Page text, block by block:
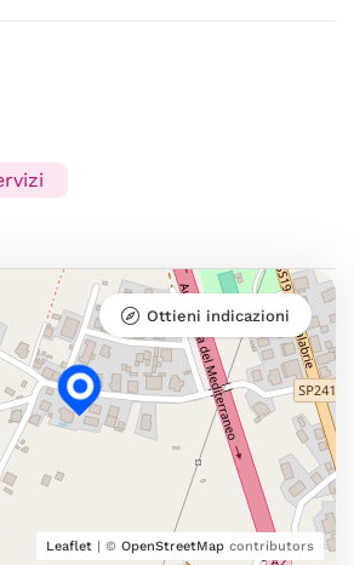
Leaflet | © OpenStreetMap contributors
Ottieni indicazioni